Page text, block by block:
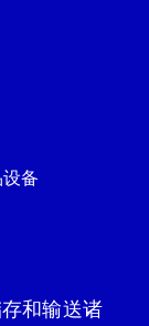
备
和输送诸